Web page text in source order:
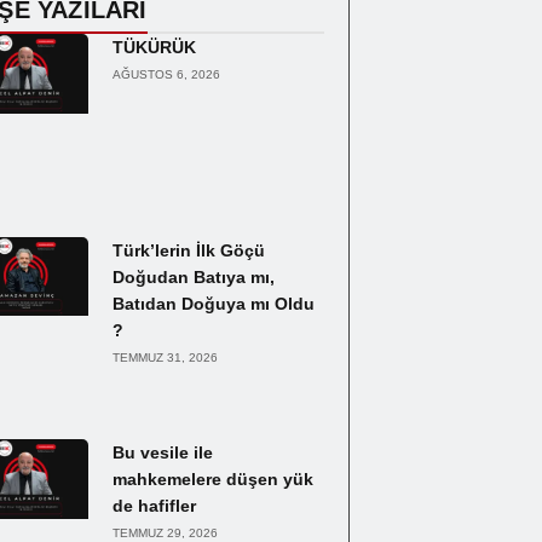
YAZILARI
TÜKÜRÜK
AĞUSTOS 6, 2026
Türk’lerin İlk Göçü
Doğudan Batıya mı,
Batıdan Doğuya mı Oldu
?
TEMMUZ 31, 2026
Bu vesile ile
mahkemelere düşen yük
de hafifler
TEMMUZ 29, 2026